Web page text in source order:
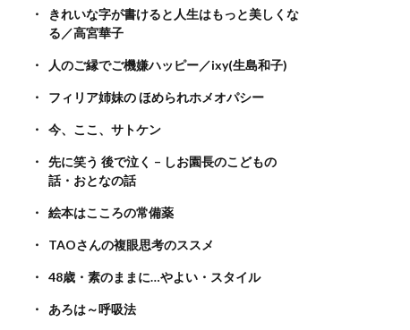
きれいな字が書けると人生はもっと美しくな
る／高宮華子
人のご縁でご機嫌ハッピー／ixy(生島和子)
フィリア姉妹の ほめられホメオパシー
今、ここ、サトケン
先に笑う 後で泣く – しお園長のこどもの
話・おとなの話
絵本はこころの常備薬
TAOさんの複眼思考のススメ
48歳・素のままに…やよい・スタイル
あろは～呼吸法